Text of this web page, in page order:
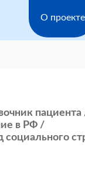
О проекте
пациента
в РФ